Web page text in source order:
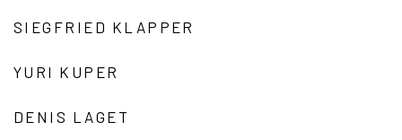
SIEGFRIED KLAPPER
YURI KUPER
DENIS LAGET